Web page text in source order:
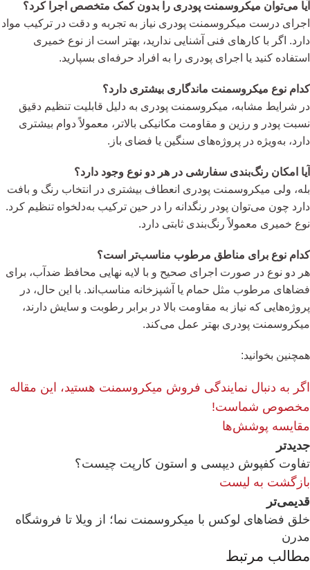
آیا می‌توان میکروسمنت پودری را بدون کمک متخصص اجرا کرد؟
اجرای درست میکروسمنت پودری نیاز به تجربه و دقت در ترکیب مواد
دارد. اگر با کارهای فنی آشنایی ندارید، بهتر است از نوع خمیری
استفاده کنید یا اجرای پودری را به افراد حرفه‌ای بسپارید.
کدام نوع میکروسمنت ماندگاری بیشتری دارد؟
در شرایط مشابه، میکروسمنت پودری به دلیل قابلیت تنظیم دقیق
نسبت پودر و رزین و مقاومت مکانیکی بالاتر، معمولاً دوام بیشتری
دارد، به‌ویژه در پروژه‌های سنگین یا فضای باز.
آیا امکان رنگ‌بندی سفارشی در هر دو نوع وجود دارد؟
بله، ولی میکروسمنت پودری انعطاف بیشتری در انتخاب رنگ و بافت
دارد چون می‌توان پودر رنگدانه را در حین ترکیب به‌دلخواه تنظیم کرد.
نوع خمیری معمولاً رنگ‌بندی ثابتی دارد.
کدام نوع برای مناطق مرطوب مناسب‌تر است؟
هر دو نوع در صورت اجرای صحیح و با لایه نهایی محافظ ضدآب، برای
فضاهای مرطوب مثل حمام یا آشپزخانه مناسب‌اند. با این حال، در
پروژه‌هایی که نیاز به مقاومت بالا در برابر رطوبت و سایش دارند،
میکروسمنت پودری بهتر عمل می‌کند.
همچنین بخوانید:
اگر به‌ دنبال نمایندگی فروش میکروسمنت هستید، این مقاله
مخصوص شماست!
مقایسه پوشش‌ها
جدیدتر
تفاوت کفپوش دیپسی و استون کارپت چیست؟
بازگشت به لیست
قدیمی‌تر
خلق فضاهای لوکس با میکروسمنت نما؛ از ویلا تا فروشگاه
مدرن
مطالب مرتبط